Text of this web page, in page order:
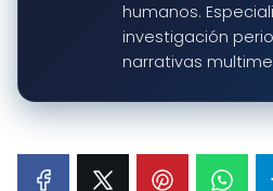
humanos.
investigación
narrativas